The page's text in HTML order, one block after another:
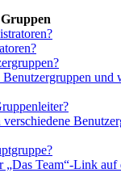
und
verschiedene
„Das Team“-Link auf